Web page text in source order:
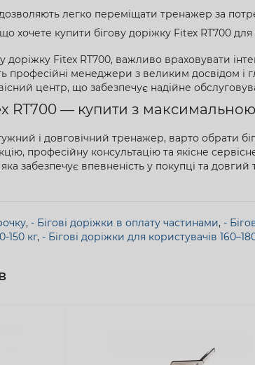
легко переміщати тренажер за
хочете купити бігову доріжку Fitex RT700
Fitex RT700, важливо враховувати
професійні менеджери з великим досвідом і
центр, що забезпечує надійне
RT700 — купити з максимальною
і довговічний тренажер, варто обрати
професійну консультацію та якісне
забезпечує впевненість у покупці та
, - Бігові доріжки в оплату частинами, -
150 кг, - Бігові доріжки для користувачів